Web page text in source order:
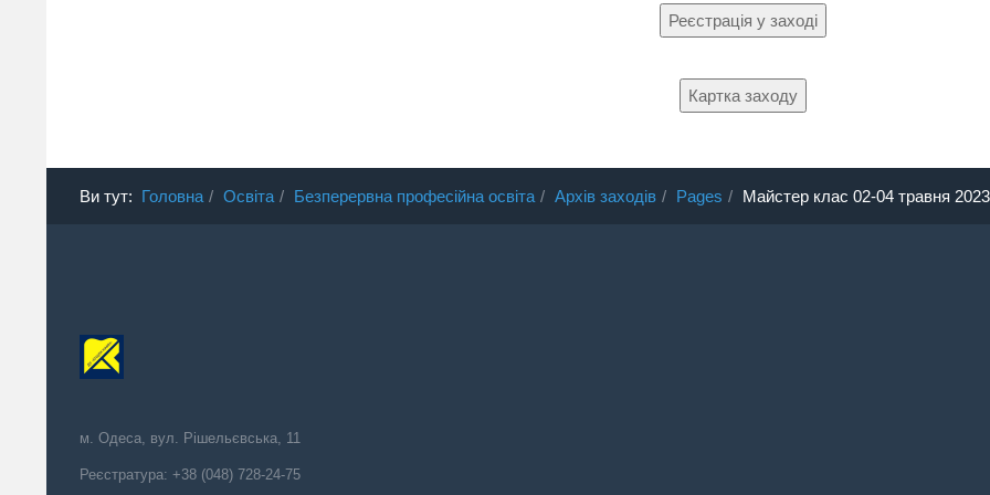
Реєстрація у заході
Картка заходу
Ви тут: Головна Освіта Безперервна професійна освіта Архів заходів Pages Майстер клас 02-04 травня
м. Одеса, вул. Рішельєвська, 11
Реєстратура: +38 (048) 728-24-75